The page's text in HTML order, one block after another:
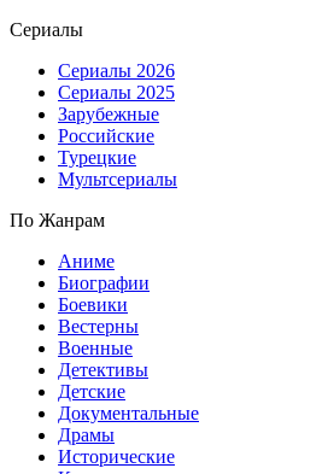
Сериалы
Сериалы 2026
Сериалы 2025
Зарубежные
Российские
Турецкие
Мультсериалы
По Жанрам
Аниме
Биографии
Боевики
Вестерны
Военные
Детективы
Детские
Документальные
Драмы
Исторические